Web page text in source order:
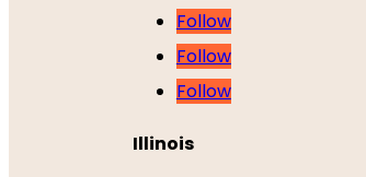
Follow
Follow
Follow
Illinois